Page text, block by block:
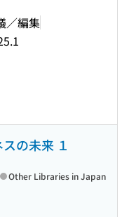
／編集
の未来 １
Other Libraries in Japan